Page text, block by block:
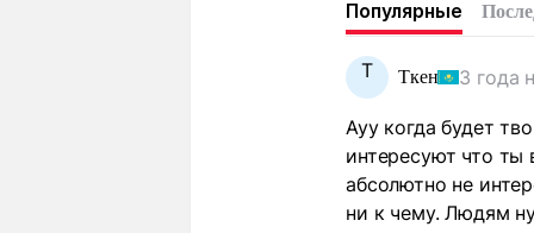
Популярные
Т Ткен 3 года
Ауу когда будет
интересуют что ты
абсолютно не
ни к чему. Людям